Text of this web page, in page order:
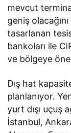
mevcut
geniş
tasarlanan
bankoları ile
ve bölgeye
Dış hat
planlanıyor.
yurt dışı uçuş
İstanbul,